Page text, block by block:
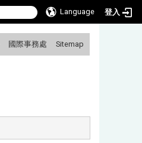
Language 登入
國際事務處 Sitemap